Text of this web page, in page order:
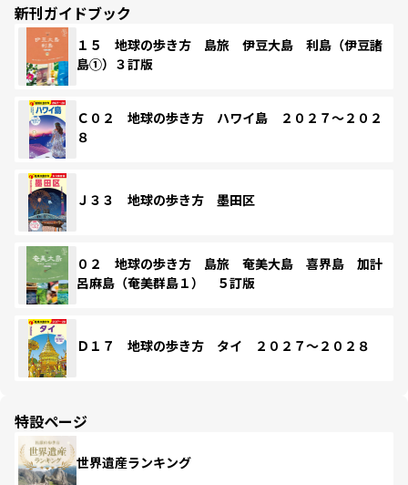
新刊ガイドブック
１５ 地球の歩き方 島旅 伊豆大島 利島（伊豆諸
島①）３訂版
Ｃ０２ 地球の歩き方 ハワイ島 ２０２７～２０２
８
Ｊ３３ 地球の歩き方 墨田区
０２ 地球の歩き方 島旅 奄美大島 喜界島 加計
呂麻島（奄美群島１） ５訂版
Ｄ１７ 地球の歩き方 タイ ２０２７～２０２８
特設ページ
世界遺産ランキング